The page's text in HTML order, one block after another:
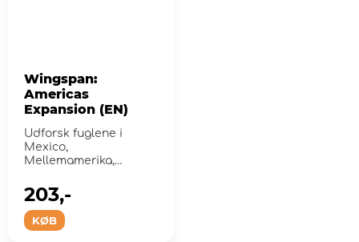
Wingspan:
Americas
Expansion (EN)
Udforsk fuglene i
Mexico,
Mellemamerika,
Caribien.
KØB
203,-